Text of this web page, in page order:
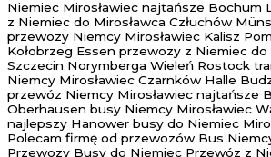
Niemiec Mirosławiec najtańsze Bochum
z Niemiec do Mirosławca Człuchów
przewozy Niemcy Mirosławiec Kalisz
Kołobrzeg Essen przewozy z Niemiec do
Szczecin Norymberga Wieleń Rostock
Niemcy Mirosławiec Czarnków Halle
przewóz Niemcy Mirosławiec najtańsze
Oberhausen busy Niemcy Mirosławiec
najlepszy Hanower busy do Niemiec
Polecam firmę od przewozów Bus
Przewozy Busy do Niemiec Przewóz z